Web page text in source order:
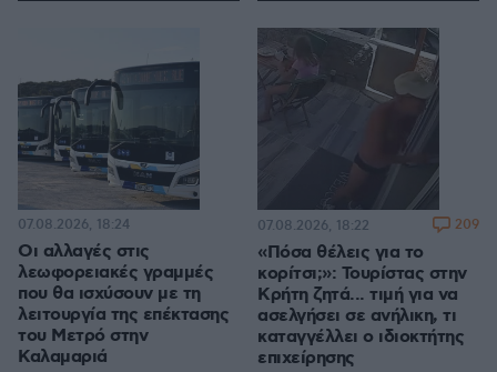
Οι αλλαγές στις
λεωφορειακές γραμμές
που θα ισχύσουν με τη
λειτουργία της επέκτασης
του Μετρό στην
Καλαμαριά
07.08.2026, 18:24
«Πόσα θέλεις για το
κορίτσι;»: Τουρίστας στην
Κρήτη ζητά... τιμή για να
ασελγήσει σε ανήλικη, τι
καταγγέλλει ο ιδιοκτήτης
επιχείρησης
07.08.2026, 18:22 209